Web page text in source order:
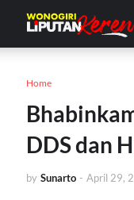
Home
DDS dan
by Sunarto - April 29,